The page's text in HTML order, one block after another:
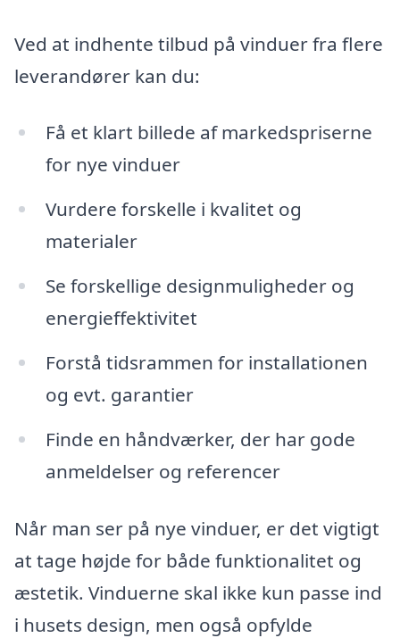
Ved at indhente tilbud på vinduer fra flere
leverandører kan du:
Få et klart billede af markedspriserne
for nye vinduer
Vurdere forskelle i kvalitet og
materialer
Se forskellige designmuligheder og
energieffektivitet
Forstå tidsrammen for installationen
og evt. garantier
Finde en håndværker, der har gode
anmeldelser og referencer
Når man ser på nye vinduer, er det vigtigt
at tage højde for både funktionalitet og
æstetik. Vinduerne skal ikke kun passe ind
i husets design, men også opfylde